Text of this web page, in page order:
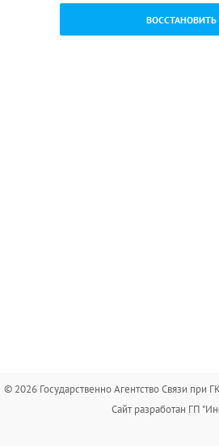
© 2026 Государственно Агентство Связи при
Сайт разработан ГП